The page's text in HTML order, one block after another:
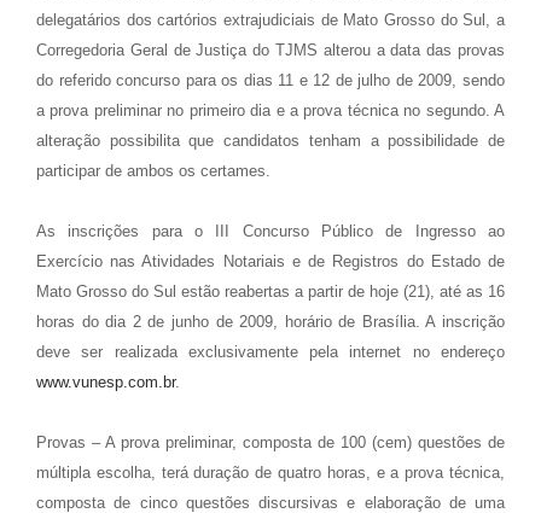
delegatários dos cartórios extrajudiciais de Mato Grosso do Sul, a
Corregedoria Geral de Justiça do TJMS alterou a data das provas
do referido concurso para os dias 11 e 12 de julho de 2009, sendo
a prova preliminar no primeiro dia e a prova técnica no segundo. A
alteração possibilita que candidatos tenham a possibilidade de
participar de ambos os certames.
As inscrições para o III Concurso Público de Ingresso ao
Exercício nas Atividades Notariais e de Registros do Estado de
Mato Grosso do Sul estão reabertas a partir de hoje (21), até as 16
horas do dia 2 de junho de 2009, horário de Brasília. A inscrição
deve ser realizada exclusivamente pela internet no endereço
www.vunesp.com.br.
Provas – A prova preliminar, composta de 100 (cem) questões de
múltipla escolha, terá duração de quatro horas, e a prova técnica,
composta de cinco questões discursivas e elaboração de uma